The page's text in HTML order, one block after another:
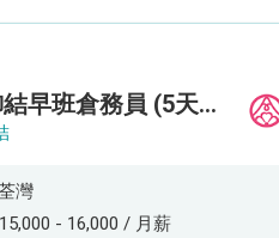
華御結早班倉務員 (5天工作週)
灣
15,000 - 16,000 / 月薪